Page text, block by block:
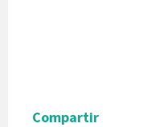
Compartir